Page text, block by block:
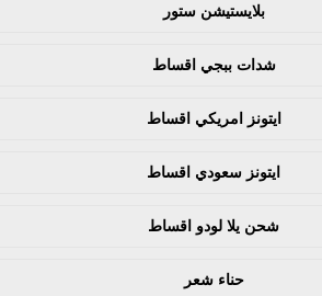
بلايستيشن ستور
شدات ببجي اقساط
ايتونز امريكي اقساط
ايتونز سعودي اقساط
شحن يلا لودو اقساط
حناء شعر